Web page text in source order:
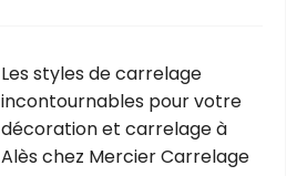
Les styles de carrelage
incontournables pour votre
décoration et carrelage à
Alès chez Mercier Carrelage